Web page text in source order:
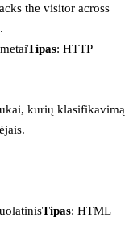
the visitor across
Tipas: HTTP
kurių klasifikavimą
Tipas: HTML